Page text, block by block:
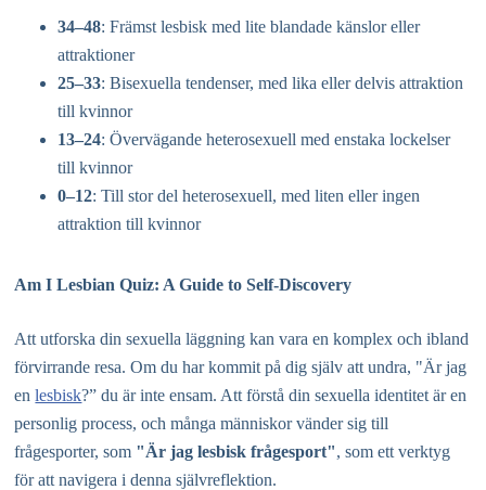
34–48: Främst lesbisk med lite blandade känslor eller
attraktioner
25–33: Bisexuella tendenser, med lika eller delvis attraktion
till kvinnor
13–24: Övervägande heterosexuell med enstaka lockelser
till kvinnor
0–12: Till stor del heterosexuell, med liten eller ingen
attraktion till kvinnor
Am I Lesbian Quiz: A Guide to Self-Discovery
Att utforska din sexuella läggning kan vara en komplex och ibland
förvirrande resa. Om du har kommit på dig själv att undra, "Är jag
enlesbisk?” du är inte ensam. Att förstå din sexuella identitet är en
personlig process, och många människor vänder sig till
frågesporter, som "Är jag lesbisk frågesport", som ett verktyg
för att navigera i denna självreflektion.